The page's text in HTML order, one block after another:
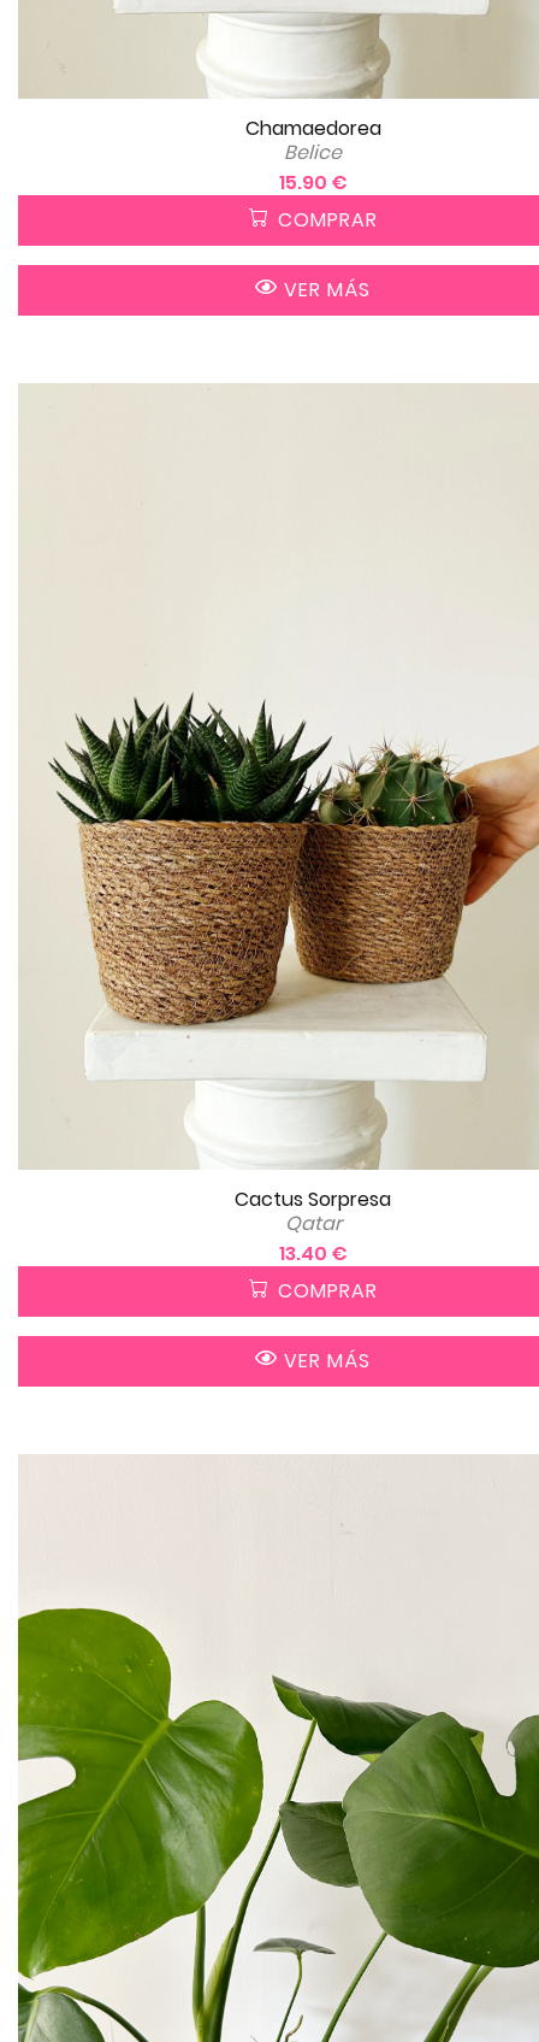
Chamaedorea
Belice
15.90 €
COMPRAR
VER MÁS
Cactus Sorpresa
Qatar
13.40 €
COMPRAR
VER MÁS